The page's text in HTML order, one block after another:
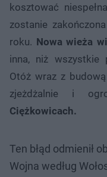
kosztować
zostanie
roku. Nowa wieża
inna, niż wszystkie
Otóż wraz z
zjeżdżalnie i
Ciężkowicach.
Ten błąd odmienił
Wojna według